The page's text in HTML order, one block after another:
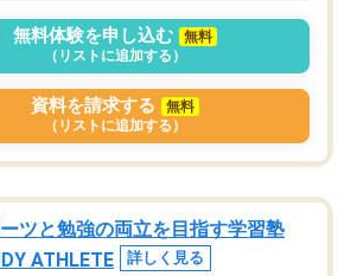
無料体験を申し込む
無料
（リストに追加する）
資料を請求する
無料
（リストに追加する）
ツと勉強の両立を目指す学習塾
ATHLETE
詳しく見る